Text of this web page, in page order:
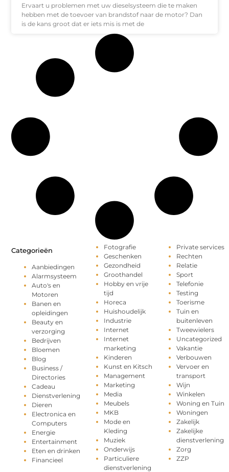
Ervaart u problemen met uw dieselsysteem die te maken
hebben met de toevoer van brandstof naar de motor? Dan
is de kans groot dat er iets mis is met de
Categorieën
Aanbiedingen
Alarmsysteem
Auto's en
Motoren
Banen en
opleidingen
Beauty en
verzorging
Bedrijven
Bloemen
Blog
Business /
Directories
Cadeau
Dienstverlening
Dieren
Electronica en
Computers
Energie
Entertainment
Eten en drinken
Financieel
Fotografie
Geschenken
Gezondheid
Groothandel
Hobby en vrije
tijd
Horeca
Huishoudelijk
Industrie
Internet
Internet
marketing
Kinderen
Kunst en Kitsch
Management
Marketing
Media
Meubels
MKB
Mode en
Kleding
Muziek
Onderwijs
Particuliere
dienstverlening
Private services
Rechten
Relatie
Sport
Telefonie
Testing
Toerisme
Tuin en
buitenleven
Tweewielers
Uncategorized
Vakantie
Verbouwen
Vervoer en
transport
Wijn
Winkelen
Woning en Tuin
Woningen
Zakelijk
Zakelijke
dienstverlening
Zorg
ZZP